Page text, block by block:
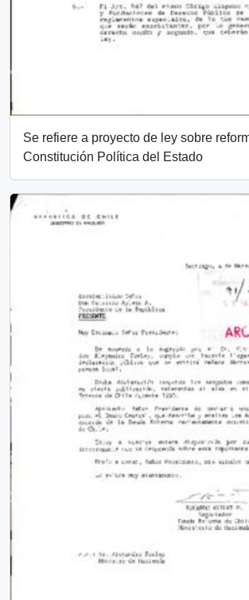
Se refiere a proyecto de ley sobre
Constitución Política del Estado